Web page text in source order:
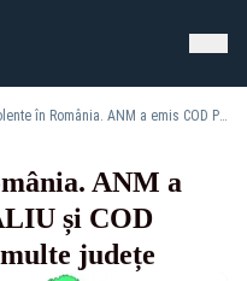
Furtuni violente în România. ANM a emis COD PORTOCALIU și COD GALBEN pentru mai multe județe
ANM a
și COD
județe